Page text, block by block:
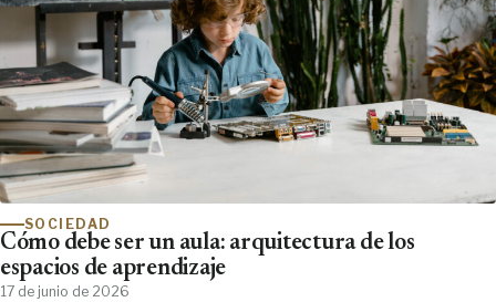
SOCIEDAD
Cómo debe ser un aula: arquitectura de los
espacios de aprendizaje
17 de junio de 2026